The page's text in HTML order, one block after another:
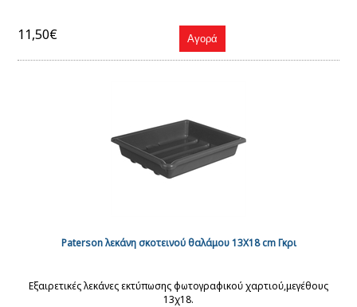
11,50€
Paterson λεκάνη σκοτεινού θαλάμου 13Χ18 cm Γκρι
Εξαιρετικές λεκάνες εκτύπωσης φωτογραφικού χαρτιού,μεγέθους
13χ18.